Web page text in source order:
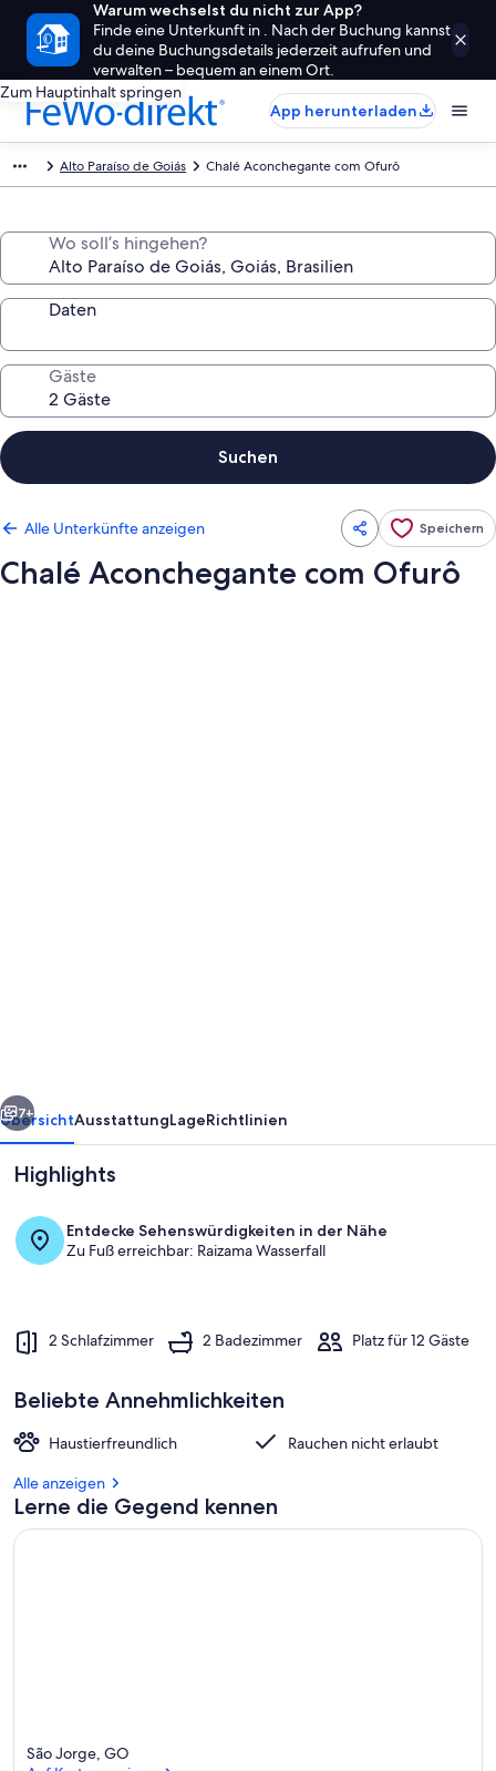
Warum wechselst du nicht zur App?
Finde eine Unterkunft in . Nach der Buchung kannst
du deine Buchungsdetails jederzeit aufrufen und
verwalten – bequem an einem Ort.
Zum Hauptinhalt springen
App herunterladen
Alto Paraíso de Goiás Chalé Aconchegante com Ofurô
Wo soll’s hingehen?
Daten
Gäste
Suchen
Alle Unterkünfte anzeigen Speichern
Chalé Aconchegante com Ofurô
Pool
Weiter
7+
ÜbersichtAusstattungLageRichtlinien
Highlights
Entdecke Sehenswürdigkeiten in der Nähe
Zu Fuß erreichbar: Raizama Wasserfall
2 Schlafzimmer 2 Badezimmer Platz für 12 Gäste
Beliebte Annehmlichkeiten
Haustierfreundlich
Rauchen nicht erlaubt
Alle anzeigen
Lerne die Gegend kennen
São Jorge, GO